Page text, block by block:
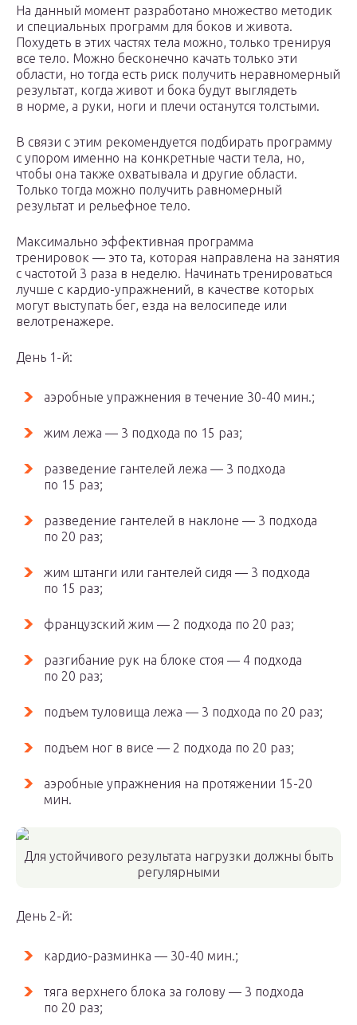
На данный момент разработано множество методик
и специальных программ для боков и живота.
Похудеть в этих частях тела можно, только тренируя
все тело. Можно бесконечно качать только эти
области, но тогда есть риск получить неравномерный
результат, когда живот и бока будут выглядеть
в норме, а руки, ноги и плечи останутся толстыми.
В связи с этим рекомендуется подбирать программу
с упором именно на конкретные части тела, но,
чтобы она также охватывала и другие области.
Только тогда можно получить равномерный
результат и рельефное тело.
Максимально эффективная программа
тренировок — это та, которая направлена на занятия
с частотой 3 раза в неделю. Начинать тренироваться
лучше с кардио-упражнений, в качестве которых
могут выступать бег, езда на велосипеде или
велотренажере.
День 1-й:
аэробные упражнения в течение 30-40 мин.;
жим лежа — 3 подхода по 15 раз;
разведение гантелей лежа — 3 подхода
по 15 раз;
разведение гантелей в наклоне — 3 подхода
по 20 раз;
жим штанги или гантелей сидя — 3 подхода
по 15 раз;
французский жим — 2 подхода по 20 раз;
разгибание рук на блоке стоя — 4 подхода
по 20 раз;
подъем туловища лежа — 3 подхода по 20 раз;
подъем ног в висе — 2 подхода по 20 раз;
аэробные упражнения на протяжении 15-20
мин.
Для устойчивого результата нагрузки должны быть
регулярными
День 2-й:
кардио-разминка — 30-40 мин.;
тяга верхнего блока за голову — 3 подхода
по 20 раз;